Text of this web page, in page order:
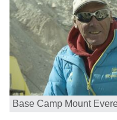
Base Camp Mount